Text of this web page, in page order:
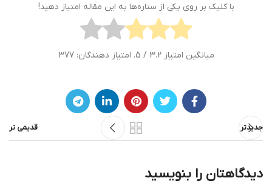
با کلیک بر روی یکی از ستاره‌ها به این مقاله امتیاز دهید!
میانگین امتیاز3.2 / 5. امتیاز دهندگان: 377
جدیدتر قدیمی تر
دیدگاهتان را بنویسید